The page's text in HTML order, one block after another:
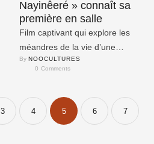
Nayinêeré » connaît sa
première en salle
Film captivant qui explore les
méandres de la vie d’une
adolescente de 17 ans,
By NOOCULTURES
0 Comments
3 4 5 6 7